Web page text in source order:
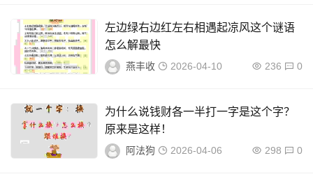
左边绿右边红左右相遇起凉风这个谜语
怎么解最快
燕丰收 2026-04-10 236 0
为什么说钱财各一半打一字是这个字？
原来是这样！
阿法狗 2026-04-06 298 0